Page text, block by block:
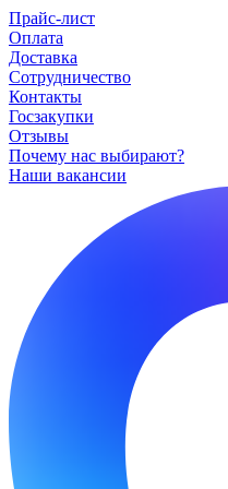
Прайс-лист
Оплата
Доставка
Сотрудничество
Контакты
Госзакупки
Отзывы
Почему нас выбирают?
Наши вакансии